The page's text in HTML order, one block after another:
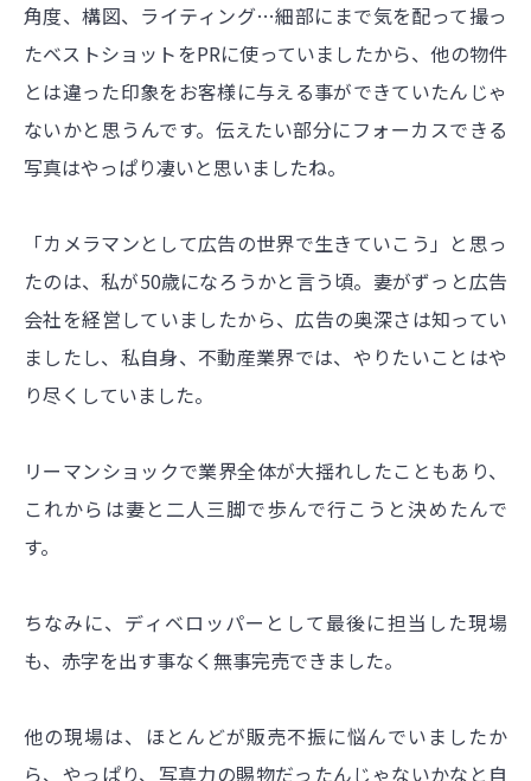
角度、構図、ライティング…細部にまで気を配って撮っ
たベストショットをPRに使っていましたから、他の物件
とは違った印象をお客様に与える事ができていたんじゃ
ないかと思うんです。伝えたい部分にフォーカスできる
写真はやっぱり凄いと思いましたね。
「カメラマンとして広告の世界で生きていこう」と思っ
たのは、私が50歳になろうかと言う頃。妻がずっと広告
会社を経営していましたから、広告の奥深さは知ってい
ましたし、私自身、不動産業界では、やりたいことはや
り尽くしていました。
リーマンショックで業界全体が大揺れしたこともあり、
これからは妻と二人三脚で歩んで行こうと決めたんで
す。
ちなみに、ディベロッパーとして最後に担当した現場
も、赤字を出す事なく無事完売できました。
他の現場は、ほとんどが販売不振に悩んでいましたか
ら、やっぱり、写真力の賜物だったんじゃないかなと自